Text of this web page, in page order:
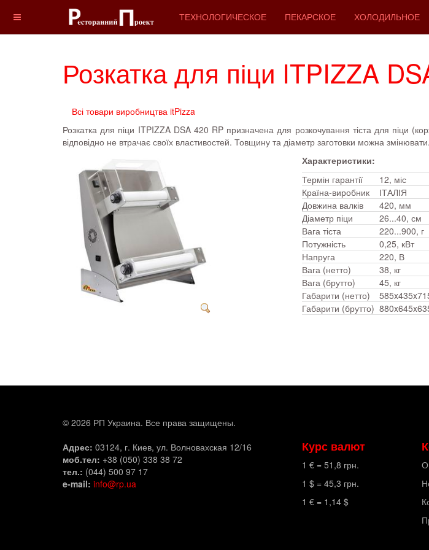
ТЕХНОЛОГИЧЕСКОЕ ПЕКАРСКОЕ ХОЛОДИЛЬНОЕ
Розкатка для піци ITPIZZA
Всі товари виробництва itPizza
Розкатка для піци ITPIZZA DSA 420 RP призначена для розкочування тіста для піци
відповідно не втрачає своїх властивостей. Товщину та діаметр заготовки можна
Характеристики:
Термін гарантії
12, міс
Країна-виробник ІТАЛІЯ
Довжина валків
420, мм
Діаметр піци
26...40, см
Вага тіста
220...900, г
Потужність
0,25, кВт
Напруга
220, В
Вага (нетто)
38, кг
Вага (брутто)
45, кг
Габарити (нетто)
Габарити (брутто)
© 2026 РП Украина. Все права защищены.
Адрес: 03124, г. Киев, ул. Волновахская 12/16
моб.тел: +38 (050) 338 38 72
тел.: (044) 500 97 17
e-mail: info@rp.ua
Курс валют
1 € = 51,8 грн.
1 $ = 45,3 грн.
1 € = 1,14 $
О